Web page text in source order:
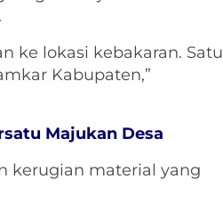
ke lokasi kebakaran. Satu
Kabupaten,”
Majukan Desa
kerugian material yang